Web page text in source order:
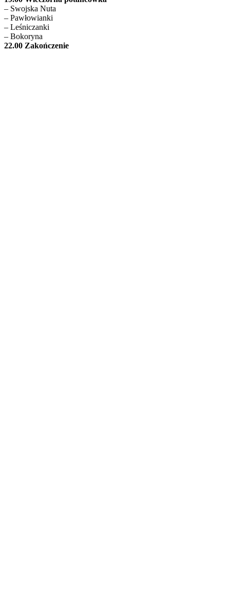
– Pawłowianki
– Leśniczanki
– Bokoryna
2 2.00 Zakończenie